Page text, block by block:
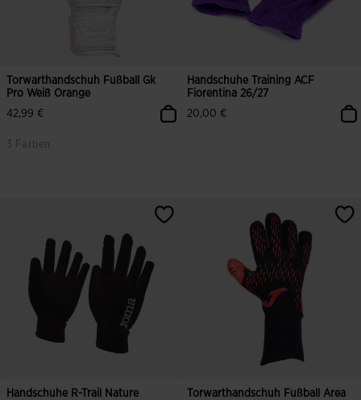
Torwarthandschuh Fußball Gk
Pro Weiß Orange
42,99 €
3 Farben
Handschuhe Training ACF
Fiorentina 26/27
20,00 €
Handschuhe R-Trail Nature
Torwarthandschuh Fußball Area